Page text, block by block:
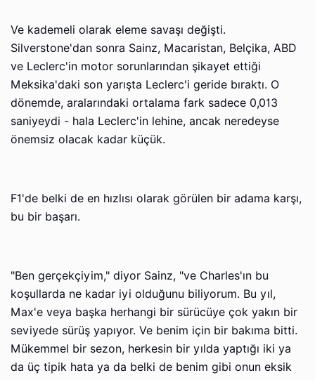
Ve kademeli olarak eleme savaşı değişti.
Silverstone'dan sonra Sainz, Macaristan, Belçika, ABD
ve Leclerc'in motor sorunlarından şikayet ettiği
Meksika'daki son yarışta Leclerc'i geride bıraktı. O
dönemde, aralarındaki ortalama fark sadece 0,013
saniyeydi - hala Leclerc'in lehine, ancak neredeyse
önemsiz olacak kadar küçük.
F1'de belki de en hızlısı olarak görülen bir adama karşı,
bu bir başarı.
"Ben gerçekçiyim," diyor Sainz, "ve Charles'ın bu
koşullarda ne kadar iyi olduğunu biliyorum. Bu yıl,
Max'e veya başka herhangi bir sürücüye çok yakın bir
seviyede sürüş yapıyor. Ve benim için bir bakıma bitti.
Mükemmel bir sezon, herkesin bir yılda yaptığı iki ya
da üç tipik hata ya da belki de benim gibi onun eksik